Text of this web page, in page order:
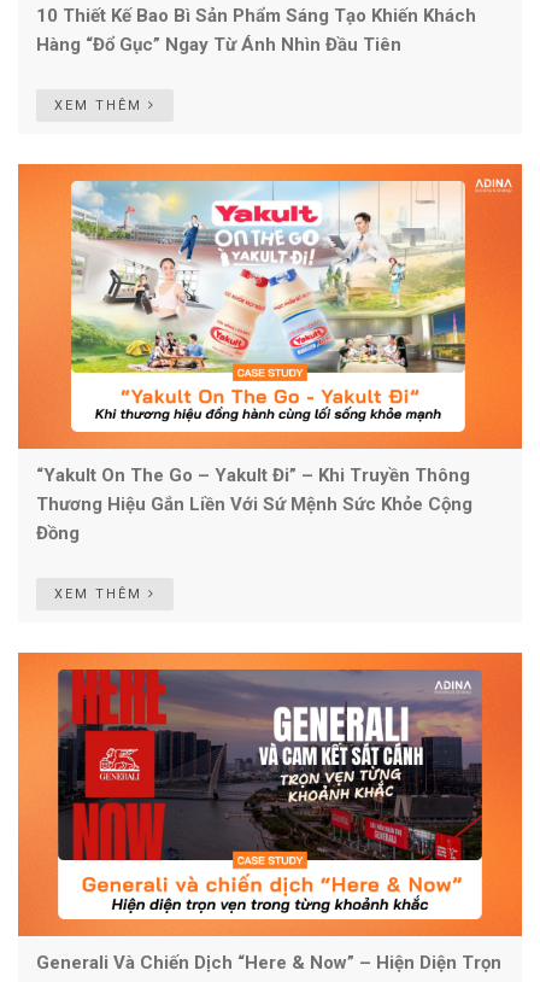
10 Thiết Kế Bao Bì Sản Phẩm Sáng Tạo Khiến Khách
Hàng “đổ Gục” Ngay Từ Ánh Nhìn Đầu Tiên
XEM THÊM
“Yakult On The Go – Yakult Đi” – Khi Truyền Thông
Thương Hiệu Gắn Liền Với Sứ Mệnh Sức Khỏe Cộng
Đồng
XEM THÊM
Generali Và Chiến Dịch “Here & Now” – Hiện Diện Trọn